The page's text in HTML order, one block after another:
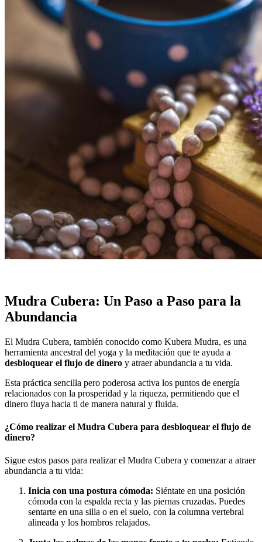
Mudra Cubera: Un Paso a Paso para la
Abundancia
El Mudra Cubera, también conocido como Kubera Mudra, es una
herramienta ancestral del yoga y la meditación que te ayuda a
desbloquear el flujo de dinero y atraer abundancia a tu vida.
Esta práctica sencilla pero poderosa activa los puntos de energía
relacionados con la prosperidad y la riqueza, permitiendo que el
dinero fluya hacia ti de manera natural y fluida.
¿Cómo realizar el Mudra Cubera para desbloquear el flujo de
dinero?
Sigue estos pasos para realizar el Mudra Cubera y comenzar a atraer
abundancia a tu vida:
Inicia con una postura cómoda: Siéntate en una posición
cómoda con la espalda recta y las piernas cruzadas. Puedes
sentarte en una silla o en el suelo, con la columna vertebral
alineada y los hombros relajados.